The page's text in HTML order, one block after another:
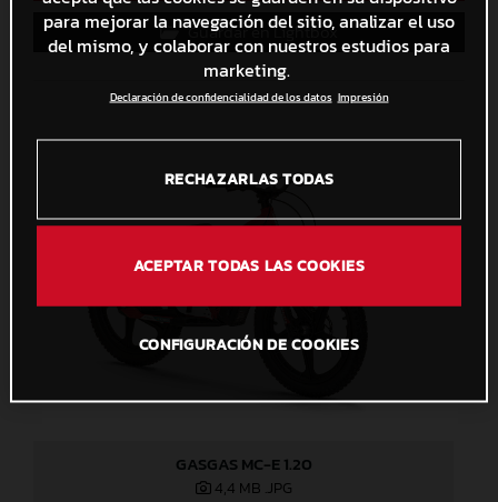
Guardar en Lightbox
GASGAS MC-E 1.20
4,4 MB .JPG
para mejorar la navegación del sitio, analizar el uso
del mismo, y colaborar con nuestros estudios para
marketing.
Declaración de confidencialidad de los datos Impresión
RECHAZARLAS TODAS
ACEPTAR TODAS LAS COOKIES
CONFIGURACIÓN DE COOKIES